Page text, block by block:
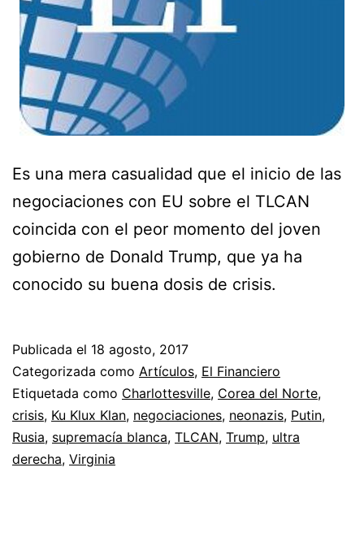
Es una mera casualidad que el inicio de las
negociaciones con EU sobre el TLCAN
coincida con el peor momento del joven
gobierno de Donald Trump, que ya ha
conocido su buena dosis de crisis.
Publicada el 18 agosto, 2017
Categorizada como Artículos, El Financiero
Etiquetada como Charlottesville, Corea del Norte,
crisis, Ku Klux Klan, negociaciones, neonazis, Putin,
Rusia, supremacía blanca, TLCAN, Trump, ultra
derecha, Virginia